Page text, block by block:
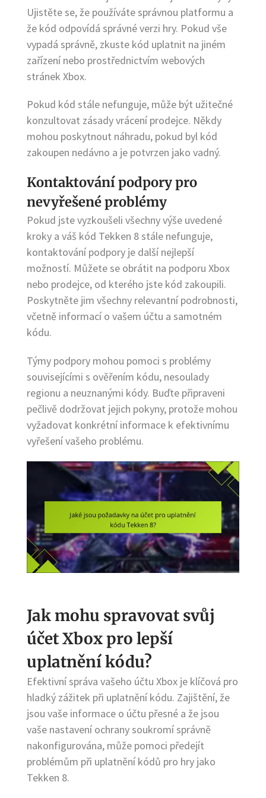
Ujistěte se, že používáte správnou platformu a
že kód odpovídá správné verzi hry. Pokud vše
vypadá správně, zkuste kód uplatnit na jiném
zařízení nebo prostřednictvím webových
stránek Xbox.
Pokud kód stále nefunguje, může být užitečné
konzultovat zásady vrácení prodejce. Někdy
mohou poskytnout náhradu, pokud byl kód
zakoupen nedávno a je potvrzen jako vadný.
Kontaktování podpory pro
nevyřešené problémy
Pokud jste vyzkoušeli všechny výše uvedené
kroky a váš kód Tekken 8 stále nefunguje,
kontaktování podpory je další nejlepší
možností. Můžete se obrátit na podporu Xbox
nebo prodejce, od kterého jste kód zakoupili.
Poskytněte jim všechny relevantní podrobnosti,
včetně informací o vašem účtu a samotném
kódu.
Týmy podpory mohou pomoci s problémy
souvisejícími s ověřením kódu, nesoulady
regionu a neuznanými kódy. Buďte připraveni
pečlivě dodržovat jejich pokyny, protože mohou
vyžadovat konkrétní informace k efektivnímu
vyřešení vašeho problému.
Jak mohu spravovat svůj
účet Xbox pro lepší
uplatnění kódu?
Efektivní správa vašeho účtu Xbox je klíčová pro
hladký zážitek při uplatnění kódu. Zajištění, že
jsou vaše informace o účtu přesné a že jsou
vaše nastavení ochrany soukromí správně
nakonfigurována, může pomoci předejít
problémům při uplatnění kódů pro hry jako
Tekken 8.